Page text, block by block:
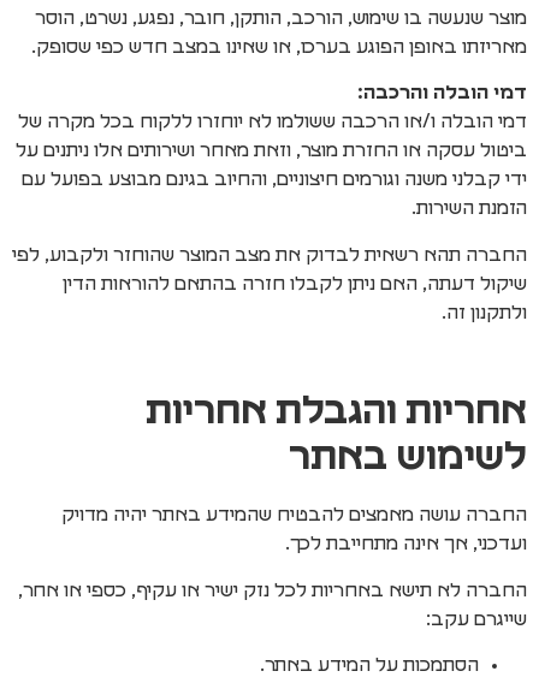
מוצר שנעשה בו שימוש, הורכב, הותקן, חובר, נפגע, נשרט, הוסר
מאריזתו באופן הפוגע בערכו, או שאינו במצב חדש כפי שסופק.
דמי הובלה והרכבה:
דמי הובלה ו/או הרכבה ששולמו לא יוחזרו ללקוח בכל מקרה של
ביטול עסקה או החזרת מוצר, וזאת מאחר ושירותים אלו ניתנים על
ידי קבלני משנה וגורמים חיצוניים, והחיוב בגינם מבוצע בפועל עם
הזמנת השירות.
החברה תהא רשאית לבדוק את מצב המוצר שהוחזר ולקבוע, לפי
שיקול דעתה, האם ניתן לקבלו חזרה בהתאם להוראות הדין
ולתקנון זה.
אחריות והגבלת אחריות
לשימוש באתר
החברה עושה מאמצים להבטיח שהמידע באתר יהיה מדויק
ועדכני, אך אינה מתחייבת לכך.
החברה לא תישא באחריות לכל נזק ישיר או עקיף, כספי או אחר,
שייגרם עקב:
הסתמכות על המידע באתר.